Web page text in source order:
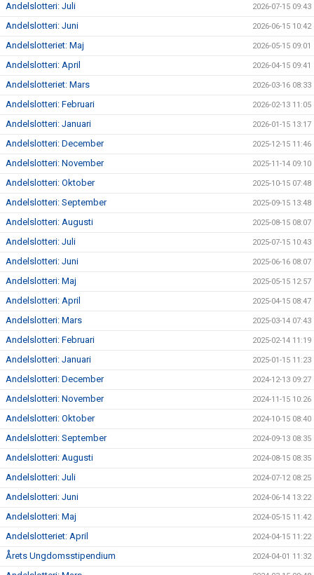
Andelslotteri: Juli 2026-07-15 09:43
Andelslotteri: Juni 2026-06-15 10:42
Andelslotteriet: Maj 2026-05-15 09:01
Andelslotteri: April 2026-04-15 09:41
Andelslotteriet: Mars 2026-03-16 08:33
Andelslotteri: Februari 2026-02-13 11:05
Andelslotteri: Januari 2026-01-15 13:17
Andelslotteri: December 2025-12-15 11:46
Andelslotteri: November 2025-11-14 09:10
Andelslotteri: Oktober 2025-10-15 07:48
Andelslotteri: September 2025-09-15 13:48
Andelslotteri: Augusti 2025-08-15 08:07
Andelslotteri: Juli 2025-07-15 10:43
Andelslotteri: Juni 2025-06-16 08:07
Andelslotteri: Maj 2025-05-15 12:57
Andelslotteri: April 2025-04-15 08:47
Andelslotteri: Mars 2025-03-14 07:43
Andelslotteri: Februari 2025-02-14 11:19
Andelslotteri: Januari 2025-01-15 11:23
Andelslotteri: December 2024-12-13 09:27
Andelslotteri: November 2024-11-15 10:26
Andelslotteri: Oktober 2024-10-15 08:40
Andelslotteri: September 2024-09-13 08:35
Andelslotteri: Augusti 2024-08-15 08:35
Andelslotteri: Juli 2024-07-12 08:25
Andelslotteri: Juni 2024-06-14 13:22
Andelslotteri: Maj 2024-05-15 11:42
Andelslotteriet: April 2024-04-15 11:22
Årets Ungdomsstipendium 2024-04-01 11:32